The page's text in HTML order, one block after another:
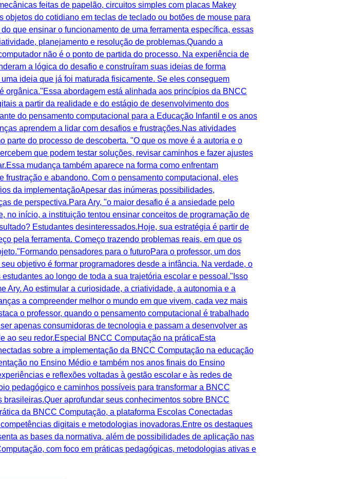
feitas de papelão, circuitos simples com placas Makey
do cotidiano em teclas de teclado ou botões de mouse para
que ensinar o funcionamento de uma ferramenta específica, essas
planejamento e resolução de problemas.Quando a
não é o ponto de partida do processo. Na experiência de
a lógica do desafio e construíram suas ideias de forma
ideia que já foi maturada fisicamente. Se eles conseguem
orgânica."Essa abordagem está alinhada aos princípios da BNCC
a partir da realidade e do estágio de desenvolvimento dos
do pensamento computacional para a Educação Infantil e os anos
aprendem a lidar com desafios e frustrações.Nas atividades
parte do processo de descoberta. "O que os move é a autoria e o
que podem testar soluções, revisar caminhos e fazer ajustes
mudança também aparece na forma como enfrentam
e abandono. Com o pensamento computacional, eles
da implementaçãoApesar das inúmeras possibilidades,
de perspectiva.Para Ary, "o maior desafio é a ansiedade pelo
no início, a instituição tentou ensinar conceitos de programação de
Estudantes desinteressados.Hoje, sua estratégia é partir de
pela ferramenta. Começo trazendo problemas reais, em que os
pensadores para o futuroPara o professor, um dos
objetivo é formar programadores desde a infância. Na verdade, o
ao longo de toda a sua trajetória escolar e pessoal."Isso
Ary. Ao estimular a curiosidade, a criatividade, a autonomia e a
a compreender melhor o mundo em que vivem, cada vez mais
o professor, quando o pensamento computacional é trabalhado
apenas consumidoras de tecnologia e passam a desenvolver as
ao seu redor.Especial BNCC Computação na práticaEsta
sobre a implementação da BNCC Computação na educação
no Ensino Médio e também nos anos finais do Ensino
e reflexões voltadas à gestão escolar e às redes de
pedagógico e caminhos possíveis para transformar a BNCC
aprofundar seus conhecimentos sobre BNCC
da BNCC Computação, a plataforma Escolas Conectadas
digitais e metodologias inovadoras.Entre os destaques
as bases da normativa, além de possibilidades de aplicação nas
com foco em práticas pedagógicas, metodologias ativas e